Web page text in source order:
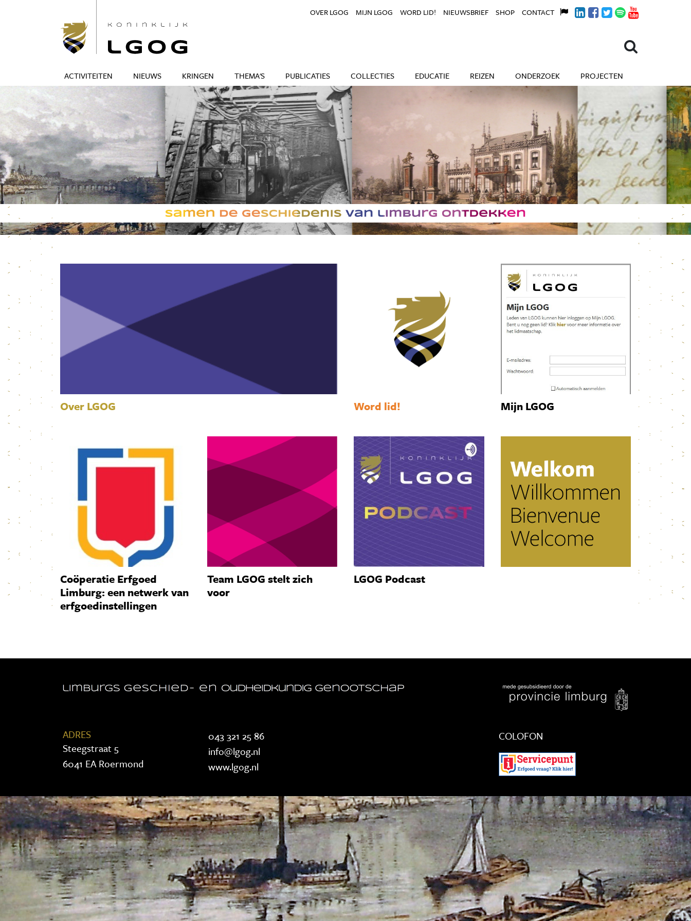
ACTIVITEITEN NIEUWS KRINGEN THEMA'S PUBLICATIES COLLECTIES EDUCATIE REIZEN ONDERZOEK PROJECTEN
OVER LGOG MIJN LGOG WORD LID! NIEUWSBRIEF SHOP CONTACT
Over LGOG Word lid! Mijn LGOG
Coöperatie Erfgoed
Limburg: een netwerk van
erfgoedinstellingen
Team LGOG stelt zich
voor
LGOG Podcast
ADRES
Steegstraat 5
6041 EA Roermond
043 321 25 86
info@lgog.nl
www.lgog.nl
COLOFON